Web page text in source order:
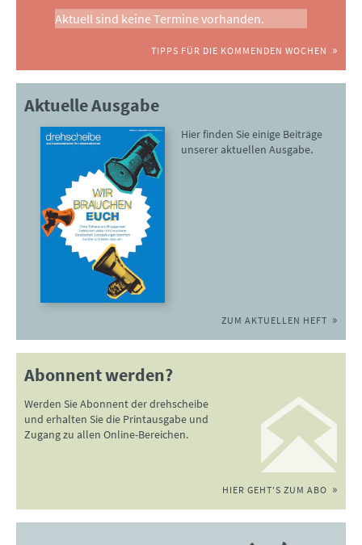
Aktuell sind keine Termine vorhanden.
TIPPS FÜR DIE KOMMENDEN WOCHEN
Aktuelle Ausgabe
Hier finden Sie einige Beiträge
unserer aktuellen Ausgabe.
ZUM AKTUELLEN HEFT
Abonnent werden?
Werden Sie Abonnent der drehscheibe
und erhalten Sie die Printausgabe und
Zugang zu allen Online-Bereichen.
HIER GEHT'S ZUM ABO